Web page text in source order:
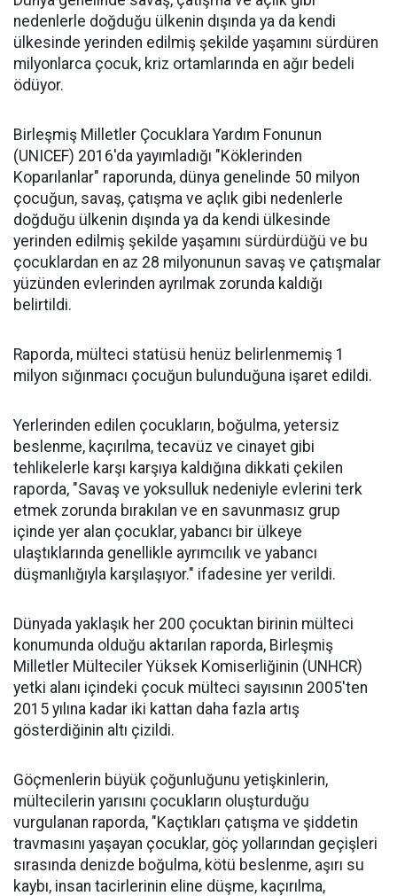
nedenlerle doğduğu ülkenin dışında ya da kendi
ülkesinde yerinden edilmiş şekilde yaşamını sürdüren
milyonlarca çocuk, kriz ortamlarında en ağır bedeli
ödüyor.
Birleşmiş Milletler Çocuklara Yardım Fonunun
(UNICEF) 2016'da yayımladığı "Köklerinden
Koparılanlar" raporunda, dünya genelinde 50 milyon
çocuğun, savaş, çatışma ve açlık gibi nedenlerle
doğduğu ülkenin dışında ya da kendi ülkesinde
yerinden edilmiş şekilde yaşamını sürdürdüğü ve bu
çocuklardan en az 28 milyonunun savaş ve çatışmalar
yüzünden evlerinden ayrılmak zorunda kaldığı
belirtildi.
Raporda, mülteci statüsü henüz belirlenmemiş 1
milyon sığınmacı çocuğun bulunduğuna işaret edildi.
Yerlerinden edilen çocukların, boğulma, yetersiz
beslenme, kaçırılma, tecavüz ve cinayet gibi
tehlikelerle karşı karşıya kaldığına dikkati çekilen
raporda, "Savaş ve yoksulluk nedeniyle evlerini terk
etmek zorunda bırakılan ve en savunmasız grup
içinde yer alan çocuklar, yabancı bir ülkeye
ulaştıklarında genellikle ayrımcılık ve yabancı
düşmanlığıyla karşılaşıyor." ifadesine yer verildi.
Dünyada yaklaşık her 200 çocuktan birinin mülteci
konumunda olduğu aktarılan raporda, Birleşmiş
Milletler Mülteciler Yüksek Komiserliğinin (UNHCR)
yetki alanı içindeki çocuk mülteci sayısının 2005'ten
2015 yılına kadar iki kattan daha fazla artış
gösterdiğinin altı çizildi.
Göçmenlerin büyük çoğunluğunu yetişkinlerin,
mültecilerin yarısını çocukların oluşturduğu
vurgulanan raporda, "Kaçtıkları çatışma ve şiddetin
travmasını yaşayan çocuklar, göç yollarından geçişleri
sırasında denizde boğulma, kötü beslenme, aşırı su
kaybı, insan tacirlerinin eline düşme, kaçırılma,